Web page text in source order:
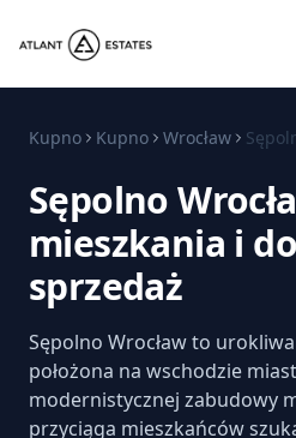
Kupno Kupno Wrocław
Sępolno
mieszkania i
sprzedaż
Sępolno Wrocław to
położona na wschodzie
modernistycznej zabudowy
przyciąga mieszkańców